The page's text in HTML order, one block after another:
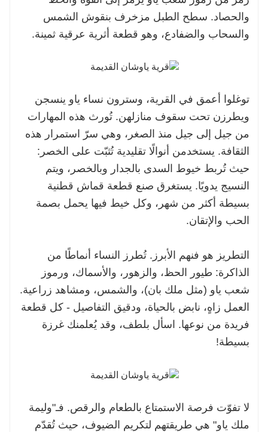
والحصاد. سطح الطبل مزخرف بنقوش الشمس
والسحاب والضفادع، وهو قطعة أثرية عرقية ثمينة.
توغلوا أعمق في القرية، وسترون نساء ياو ينسجن
ويطرزن تحت سقوف منازلهن. تُورث هذه المهارات
من جيل إلى جيل منذ الصغر، وهي سرّ استمرار هذه
الثقافة. يستخدمن أنوالًا تقليدية تُثبّت على الخصر:
حيث تُربط خيوط السدى بالجدار وبالخصر، ويتم
النسيج يدويًا. يستغرق صنع قطعة قماش قطنية
بسيطة أكثر من شهر، وكل خيط فيها يحمل بصمة
الحب والإتقان.
التطريز هو فنهم الأبرز. تُطرز النساء أنماطًا من
الذاكرة: طيور الحظ، والزهور، والأسماك، ورموز
شعب ياو (مثل ملك بان)، والشمس، ومشاهد زراعية.
العمل زاهٍ، نابض بالحياة، ودقيق التفاصيل - كل قطعة
فريدة من نوعها. اسأل بلطف، وقد يُعلمنك غرزة
بسيطة!
لا تفوّت فرصة الاستمتاع بالطعام والرقص. فـ"وليمة
ملك ياو" هي طريقتهم لتكريم الضيوف، حيث تُقدّم